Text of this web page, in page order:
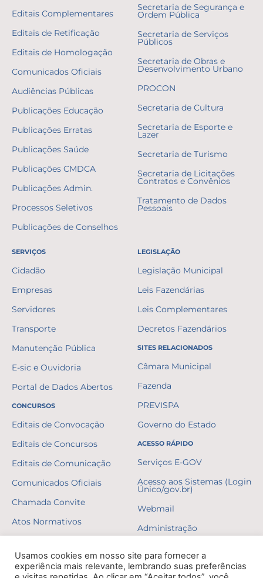
Editais Complementares
Editais de Retificação
Editais de Homologação
Comunicados Oficiais
Audiências Públicas
Publicações Educação
Publicações Erratas
Publicações Saúde
Publicações CMDCA
Publicações Admin.
Processos Seletivos
Publicações de Conselhos
Secretaria de Segurança e
Ordem Pública
Secretaria de Serviços
Públicos
Secretaria de Obras e
Desenvolvimento Urbano
PROCON
Secretaria de Cultura
Secretaria de Esporte e
Lazer
Secretaria de Turismo
Secretaria de Licitações
Contratos e Convênios
Tratamento de Dados
Pessoais
SERVIÇOS
Cidadão
Empresas
Servidores
Transporte
Manutenção Pública
E-sic e Ouvidoria
Portal de Dados Abertos
CONCURSOS
Editais de Convocação
Editais de Concursos
Editais de Comunicação
Comunicados Oficiais
Chamada Convite
Atos Normativos
Gabaritos
LEGISLAÇÃO
Legislação Municipal
Leis Fazendárias
Leis Complementares
Decretos Fazendários
SITES RELACIONADOS
Câmara Municipal
Fazenda
PREVISPA
Governo do Estado
ACESSO RÁPIDO
Serviços E-GOV
Acesso aos Sistemas (Login
Único/gov.br)
Webmail
Administração
Usamos cookies em nosso site para fornecer a
experiência mais relevante, lembrando suas preferências